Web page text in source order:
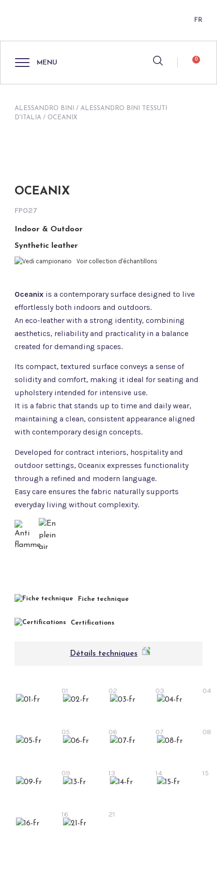
FR
MENU 0
ALESSANDRO BINI / ALESSANDRO BINI TESSUTI
D'ITALIA / OCEANIX
OCEANIX
FP027
Indoor & Outdoor
Synthetic leather
Voir collection d'échantillons
Oceanix is a contemporary surface designed to live
effortlessly both indoors and outdoors.
An eco-leather with a strong identity, combining
aesthetics, reliability and practicality in a balance
created for demanding spaces.
Its compact, textured surface conveys a sense of
solidity and comfort, making it ideal for seating and
upholstery intended for intensive use.
It is a fabric that stands up to time and daily wear,
maintaining a clean, consistent appearance aligned
with contemporary design concepts.
Developed for contract interiors, hospitality and
outdoor settings, Oceanix expresses functionality
through a refined and modern language.
Easy care ensures the fabric naturally supports
everyday living without complexity.
Fiche technique
Certifications
Détails techniques
01 02 03 04
05 06 07 08
09 13 14 15
16 21